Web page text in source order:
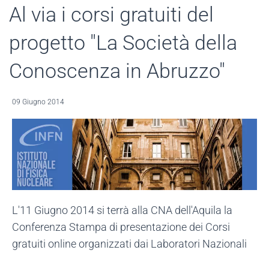
Al via i corsi gratuiti del
progetto "La Società della
Conoscenza in Abruzzo"
09 Giugno 2014
L'11 Giugno 2014 si terrà alla CNA dell'Aquila la
Conferenza Stampa di presentazione dei Corsi
gratuiti online organizzati dai Laboratori Nazionali